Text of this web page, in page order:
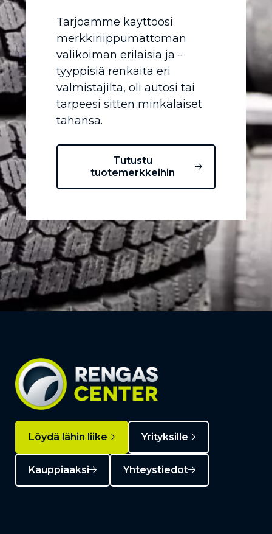
Tarjoamme käyttöösi
merkkiriippumattoman
valikoiman erilaisia ja -
tyyppisiä renkaita eri
valmistajilta, oli autosi tai
tarpeesi sitten minkälaiset
tahansa.
Tutustu
tuotemerkkeihin
Löydä lähin liike Yrityksille
Kauppiaaksi Yhteystiedot